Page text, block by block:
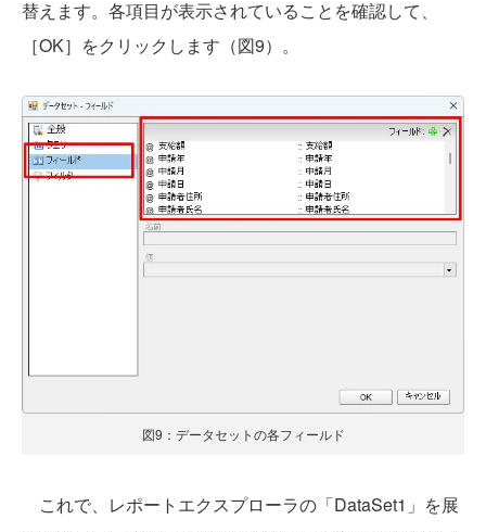
替えます。各項目が表示されていることを確認して、
［OK］をクリックします（図9）。
図9：データセットの各フィールド
これで、レポートエクスプローラの「DataSet1」を展